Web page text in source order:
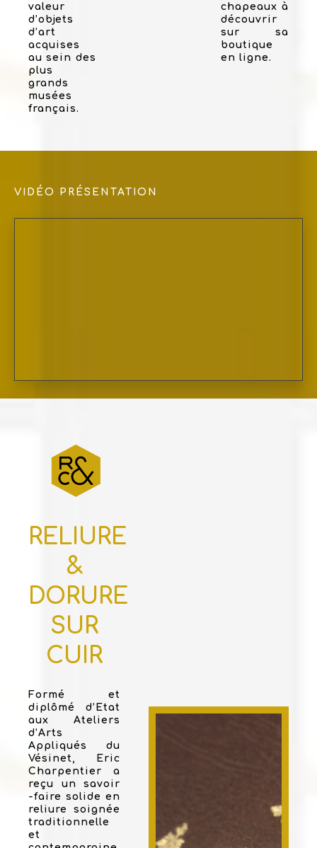
valeur
d’objets
d’art
acquises
au sein des
plus
grands
musées
français.
chapeaux à
découvrir
sur sa
boutique
en ligne.
VIDÉO PRÉSENTATION
RELIURE
&
DORURE
SUR
CUIR
Formé et
diplômé d’Etat
aux Ateliers
d’Arts
Appliqués du
Vésinet, Eric
Charpentier a
reçu un savoir
-faire solide en
reliure soignée
traditionnelle
et